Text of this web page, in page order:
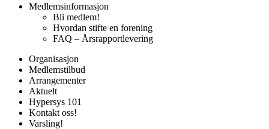
Medlemsinformasjon
Bli medlem!
Hvordan stifte en forening
FAQ – Årsrapportlevering
Organisasjon
Medlemstilbud
Arrangementer
Aktuelt
Hypersys 101
Kontakt oss!
Varsling!